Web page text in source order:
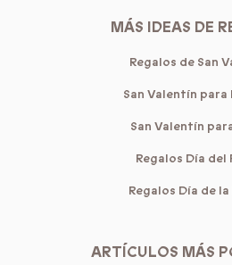
MÁS IDEAS DE
Regalos de San
San Valentín
San Valentín
Regalos Día del
Regalos Día de
ARTÍCULOS MÁS